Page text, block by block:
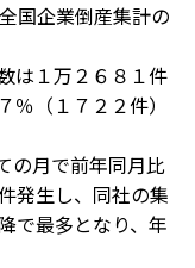
国企業倒産集計の
は１万２６８１件
（１７２２件）
の月で前年同月比
発生し、同社の集
で最多となり、年